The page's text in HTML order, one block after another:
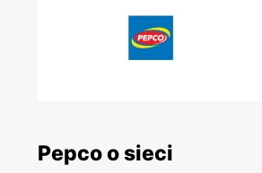
Pepco o sieci